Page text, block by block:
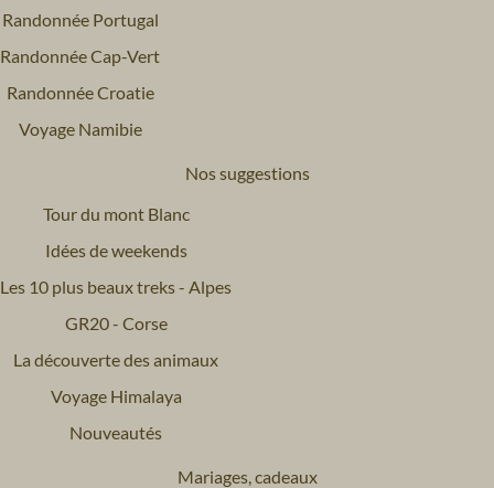
Randonnée Portugal
Randonnée Cap-Vert
Randonnée Croatie
Voyage Namibie
Nos suggestions
Tour du mont Blanc
Idées de weekends
Les 10 plus beaux treks - Alpes
GR20 - Corse
La découverte des animaux
Voyage Himalaya
Nouveautés
Mariages, cadeaux